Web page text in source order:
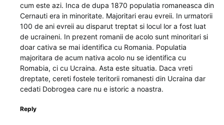
cum este azi. Inca de dupa 1870 populatia romaneasca din
Cernauti era in minoritate. Majoritari erau evreii. In urmatorii
100 de ani evreii au disparut treptat si locul lor a fost luat
de ucraineni. In prezent romanii de acolo sunt minoritari si
doar cativa se mai identifica cu Romania. Populatia
majoritara de acum nativa acolo nu se identifica cu
Romabia, ci cu Ucraina. Asta este situatia. Daca vreti
dreptate, cereti fostele teritorii romanesti din Ucraina dar
cedati Dobrogea care nu e istoric a noastra.
Reply